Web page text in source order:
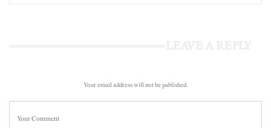
Your email address will not be published.